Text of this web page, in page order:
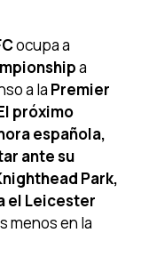
ocupa a
a
a la Premier
próximo
española,
ante su
Park,
el Leicester
menos en la